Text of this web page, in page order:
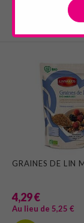
GRAINES DE LIN
4,29 €
Au lieu de 5,25 €